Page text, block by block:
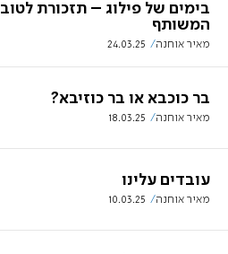
בימים של פילוג – תזכורת לטוב
המשותף
מאיר אוחנה 24.03.25
בר כוכבא או בר כוזיבא?
מאיר אוחנה 18.03.25
עובדים עלינו
מאיר אוחנה 10.03.25